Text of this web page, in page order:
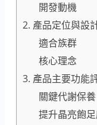
開發動機
2. 產品定位與設
適合族群
核心理念
3. 產品主要功能
關鍵代謝保養
提升晶亮飽